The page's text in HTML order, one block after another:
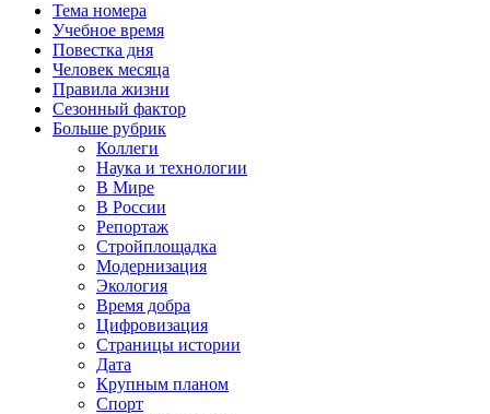
Тема номера
Учебное время
Повестка дня
Человек месяца
Правила жизни
Сезонный фактор
Больше рубрик
Коллеги
Наука и технологии
В Мире
В России
Репортаж
Стройплощадка
Модернизация
Экология
Время добра
Цифровизация
Страницы истории
Дата
Крупным планом
Спорт